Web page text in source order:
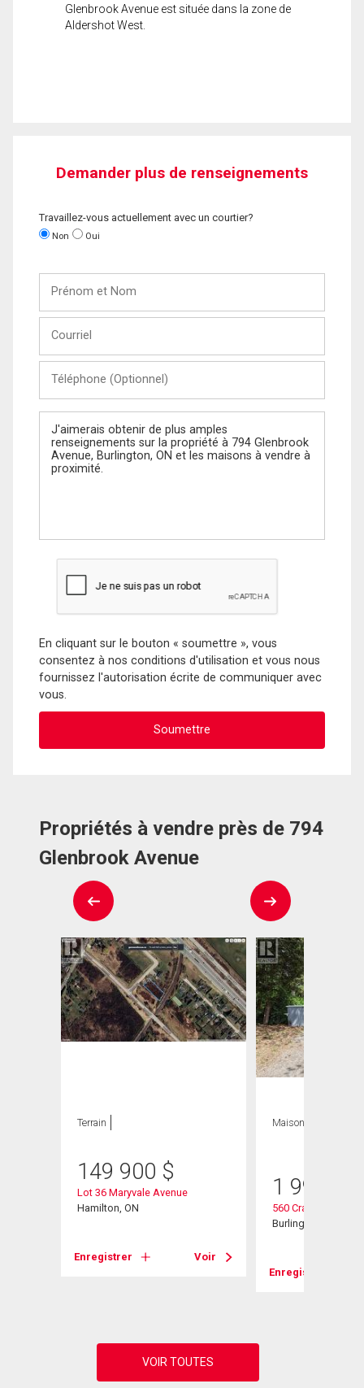
Glenbrook Avenue est située dans la zone de
Aldershot West.
Demander plus de renseignements
Travaillez-vous actuellement avec un courtier?
Non Oui
Nom
(Optionnel)
Message
En cliquant sur le bouton « soumettre », vous
consentez à nos conditions d'utilisation et vous nous
fournissez l'autorisation écrite de communiquer avec
vous.
Propriétés à vendre près de 794
Glenbrook Avenue
Terrain
149 900 $
Lot 36 Maryvale Avenue
Hamilton, ON
Enregistrer Voir
Maison
1 999
560 Crane Court
Burlington, ON
Enregistrer